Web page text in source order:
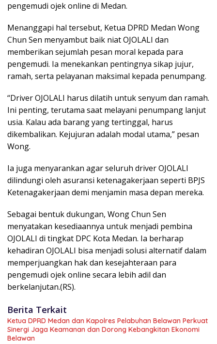
pengemudi ojek online di Medan.
Menanggapi hal tersebut, Ketua DPRD Medan Wong
Chun Sen menyambut baik niat OJOLALI dan
memberikan sejumlah pesan moral kepada para
pengemudi. Ia menekankan pentingnya sikap jujur,
ramah, serta pelayanan maksimal kepada penumpang.
“Driver OJOLALI harus dilatih untuk senyum dan ramah.
Ini penting, terutama saat melayani penumpang lanjut
usia. Kalau ada barang yang tertinggal, harus
dikembalikan. Kejujuran adalah modal utama,” pesan
Wong.
Ia juga menyarankan agar seluruh driver OJOLALI
dilindungi oleh asuransi ketenagakerjaan seperti BPJS
Ketenagakerjaan demi menjamin masa depan mereka.
Sebagai bentuk dukungan, Wong Chun Sen
menyatakan kesediaannya untuk menjadi pembina
OJOLALI di tingkat DPC Kota Medan. Ia berharap
kehadiran OJOLALI bisa menjadi solusi alternatif dalam
memperjuangkan hak dan kesejahteraan para
pengemudi ojek online secara lebih adil dan
berkelanjutan.(RS).
Berita Terkait
Ketua DPRD Medan dan Kapolres Pelabuhan Belawan Perkuat
Sinergi Jaga Keamanan dan Dorong Kebangkitan Ekonomi
Belawan